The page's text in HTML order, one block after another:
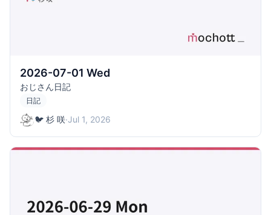
2026-07-01 Wed
おじさん日記
日記
🐦 杉 咲·Jul 1, 2026